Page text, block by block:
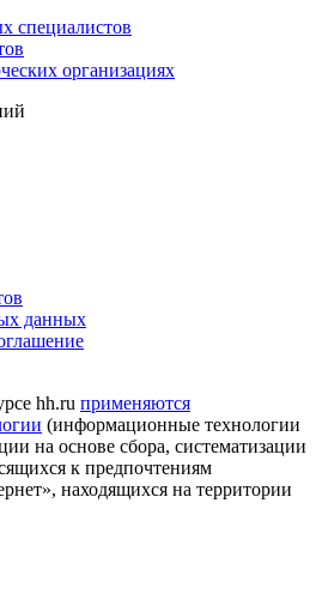
специалистов
организациях
данных
hh.ru применяются
(информационные технологии
на основе сбора, систематизации
к предпочтениям
находящихся на территории